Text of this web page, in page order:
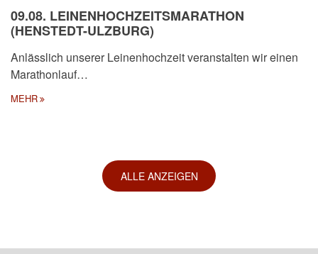
09.08. LEINENHOCHZEITSMARATHON
(HENSTEDT-ULZBURG)
Anlässlich unserer Leinenhochzeit veranstalten wir einen
Marathonlauf…
MEHR
ALLE ANZEIGEN